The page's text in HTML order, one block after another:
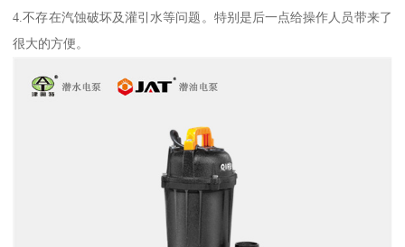
4.不存在汽蚀破坏及灌引水等问题。特别是后一点给操作人员带来了
很大的方便。